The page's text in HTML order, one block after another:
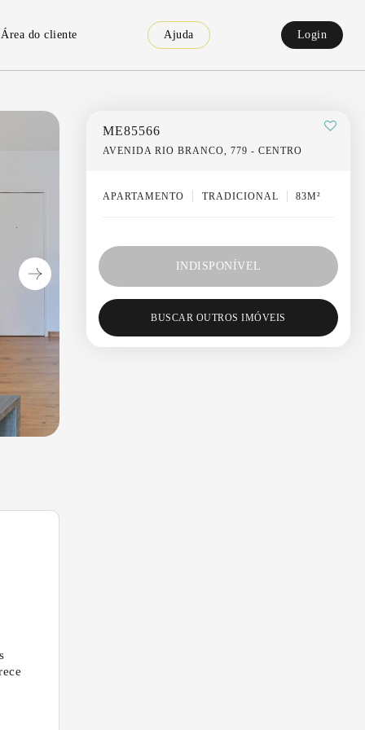
Área do cliente Ajuda Login
ME85566
AVENIDA RIO BRANCO, 779 - CENTRO
APARTAMENTO TRADICIONAL 83M²
INDISPONÍVEL
BUSCAR OUTROS IMÓVEIS